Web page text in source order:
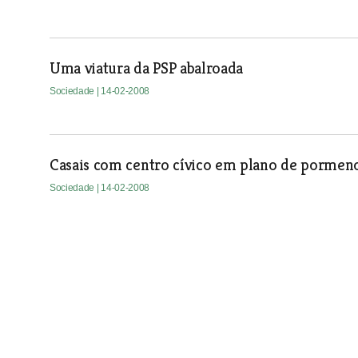
Uma viatura da PSP abalroada
Sociedade | 14-02-2008
Casais com centro cívico em plano de
Sociedade | 14-02-2008